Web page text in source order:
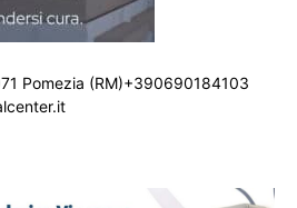
Pomezia (RM)+390690184103